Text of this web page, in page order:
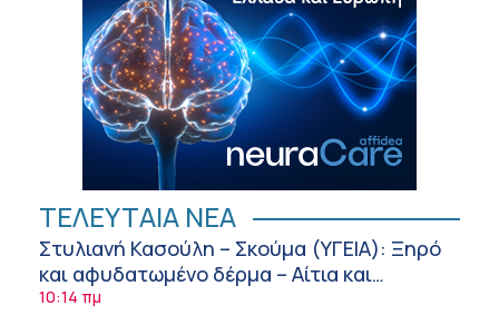
ΤΕΛΕΥΤΑΙΑ ΝΕΑ
Στυλιανή Κασούλη – Σκούμα (ΥΓΕΙΑ): Ξηρό
και αφυδατωμένο δέρμα – Αίτια και
αντιμετώπιση
10:14 πμ